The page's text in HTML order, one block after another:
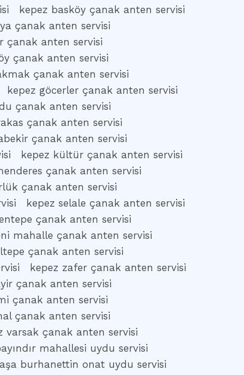
kepez basköy çanak anten servisi
çanak anten servisi
çanak anten servisi
çanak anten servisi
çanak anten servisi
kepez göcerler çanak anten servisi
çanak anten servisi
çanak anten servisi
çanak anten servisi
kepez kültür çanak anten servisi
çanak anten servisi
çanak anten servisi
kepez selale çanak anten servisi
çanak anten servisi
mahalle çanak anten servisi
çanak anten servisi
kepez zafer çanak anten servisi
çanak anten servisi
çanak anten servisi
çanak anten servisi
varsak çanak anten servisi
mahallesi uydu servisi
burhanettin onat uydu servisi